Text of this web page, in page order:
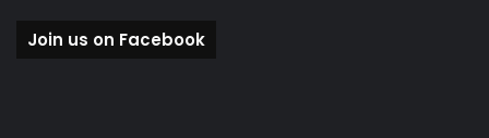
Join us on Facebook